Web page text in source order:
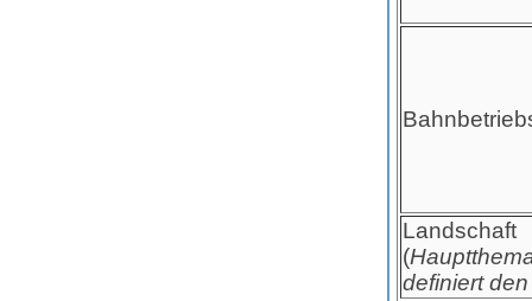
Landschaft
(
definiert